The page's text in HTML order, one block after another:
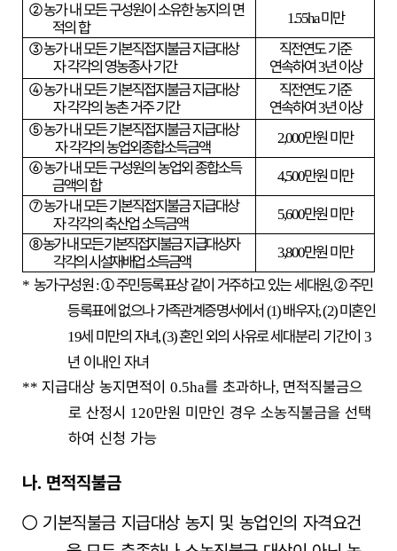
②농가 내 모든 구성원이 소유한 농지의 면
적의 합
1.55ha미만
③농가 내 모든 기본직접지불금 지급대상
자 각각의 영농종사 기간
직전연도 기준
연속하여 3년 이상
④농가 내 모든 기본직접지불금 지급대상
자 각각의 농촌 거주 기간
직전연도 기준
연속하여 3년 이상
⑤농가 내 모든 기본직접지불금 지급대상
자 각각의 농업외종합소득금액
2,000만원 미만
⑥농가 내 모든 구성원의 농업외 종합소득
금액의 합
4,500만원 미만
⑦농가 내 모든 기본직접지불금 지급대상
자 각각의 축산업 소득금액
5,600만원 미만
⑧농가 내 모든 기본직접지불금 지급대상자
각각의 시설재배업 소득금액
3,800만원 미만
* 농가구성원 :①주민등록표상 같이 거주하고 있는 세대원,②주민
등록표에 없으나 가족관계증명서에서 (1)배우자, (2)미혼인
19세 미만의 자녀, (3)혼인 외의 사유로세대분리 기간이 3
년 이내인 자녀
** 지급대상 농지면적이 0.5ha를 초과하나, 면적직불금으
로 산정시 120만원 미만인 경우 소농직불금을 선택
하여 신청 가능
나. 면적직불금
○ 기본직불금 지급대상 농지 및 농업인의 자격요건